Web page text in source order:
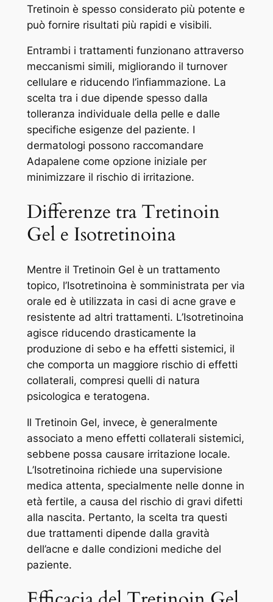
Tretinoin è spesso considerato più potente e
può fornire risultati più rapidi e visibili.
Entrambi i trattamenti funzionano attraverso
meccanismi simili, migliorando il turnover
cellulare e riducendo l’infiammazione. La
scelta tra i due dipende spesso dalla
tolleranza individuale della pelle e dalle
specifiche esigenze del paziente. I
dermatologi possono raccomandare
Adapalene come opzione iniziale per
minimizzare il rischio di irritazione.
Differenze tra Tretinoin
Gel e Isotretinoina
Mentre il Tretinoin Gel è un trattamento
topico, l’Isotretinoina è somministrata per via
orale ed è utilizzata in casi di acne grave e
resistente ad altri trattamenti. L’Isotretinoina
agisce riducendo drasticamente la
produzione di sebo e ha effetti sistemici, il
che comporta un maggiore rischio di effetti
collaterali, compresi quelli di natura
psicologica e teratogena.
Il Tretinoin Gel, invece, è generalmente
associato a meno effetti collaterali sistemici,
sebbene possa causare irritazione locale.
L’Isotretinoina richiede una supervisione
medica attenta, specialmente nelle donne in
età fertile, a causa del rischio di gravi difetti
alla nascita. Pertanto, la scelta tra questi
due trattamenti dipende dalla gravità
dell’acne e dalle condizioni mediche del
paziente.